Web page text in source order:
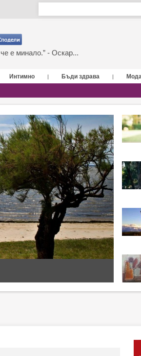
е минало.” - Оскар...
Интимно | Бъди здрава |